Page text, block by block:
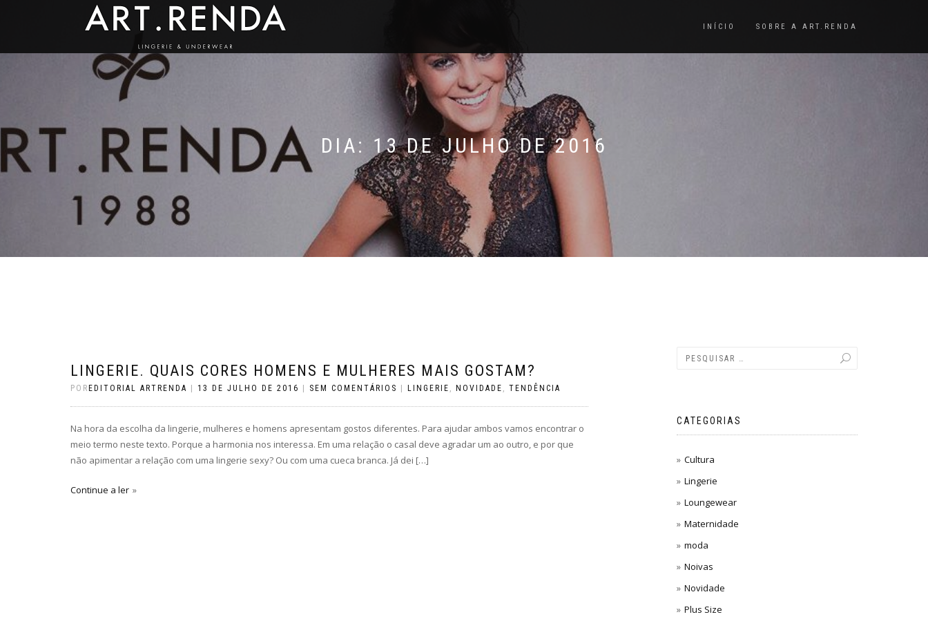
INÍCIO SOBRE A ART.RENDA
DIA: 13 DE JULHO DE 2016
LINGERIE. QUAIS CORES HOMENS E MULHERES MAIS GOSTAM?
POR EDITORIAL ARTRENDA 13 DE JULHO DE 2016 SEM COMENTÁRIOS LINGERIE , NOVIDADE , TENDÊNCIA
Na hora da escolha da lingerie, mulheres e homens apresentam gostos diferentes. Para ajudar ambos vamos encontrar o
meio termo neste texto. Porque a harmonia nos interessa. Em uma relação o casal deve agradar um ao outro, e por que
não apimentar a relação com uma lingerie sexy? Ou com uma cueca branca. Já dei […]
Continue a ler
CATEGORIAS
Cultura
Lingerie
Loungewear
Maternidade
moda
Noivas
Novidade
Plus Size